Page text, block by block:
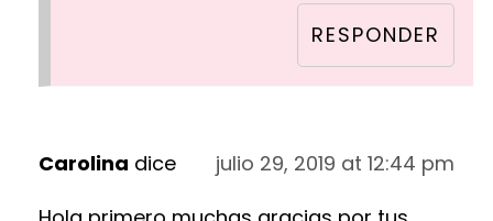
RESPONDER
Carolina dice
julio 29, 2019 at 12:44 pm